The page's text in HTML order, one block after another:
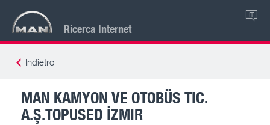
Ricerca Internet
IT
Indietro
MAN KAMYON VE OTOBÜS TIC.
A.Ş.TOPUSED İZMIR